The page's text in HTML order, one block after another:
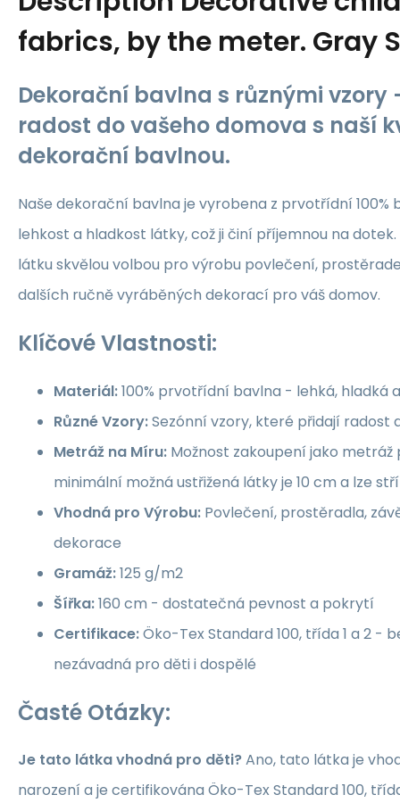
fabrics, by the meter. Gray
Dekorační bavlna s různými vzory
radost do vašeho domova s naší
dekorační bavlnou.
Naše dekorační bavlna je vyrobena z prvotřídní 100%
lehkost a hladkost látky, což ji činí příjemnou na
látku skvělou volbou pro výrobu povlečení,
dalších ručně vyráběných dekorací pro váš domov.
Klíčové Vlastnosti:
Materiál:100% prvotřídní bavlna - lehká, hladká
Různé Vzory:Sezónní vzory, které přidají radost
Metráž na Míru: Možnost zakoupení jako
minimální možná ustřižená látky je 10 cm a lze
Vhodná pro Výrobu: Povlečení, prostěradla,
dekorace
Gramáž:125 g/m2
Šířka:160 cm - dostatečná pevnost a pokrytí
Certifikace:Öko-Tex Standard 100, třída 1 a 2 -
nezávadná pro děti i dospělé
Časté Otázky:
Je tato látka vhodná pro děti?Ano, tato látka je
narození a je certifikována Öko-Tex Standard 100,